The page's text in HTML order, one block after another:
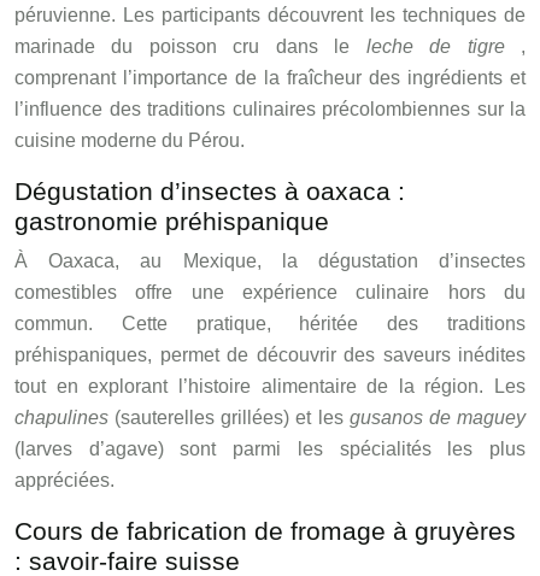
péruvienne. Les participants découvrent les techniques de
marinade du poisson cru dans le leche de tigre ,
comprenant l’importance de la fraîcheur des ingrédients et
l’influence des traditions culinaires précolombiennes sur la
cuisine moderne du Pérou.
Dégustation d’insectes à oaxaca :
gastronomie préhispanique
À Oaxaca, au Mexique, la dégustation d’insectes
comestibles offre une expérience culinaire hors du
commun. Cette pratique, héritée des traditions
préhispaniques, permet de découvrir des saveurs inédites
tout en explorant l’histoire alimentaire de la région. Les
chapulines (sauterelles grillées) et les gusanos de maguey
(larves d’agave) sont parmi les spécialités les plus
appréciées.
Cours de fabrication de fromage à gruyères
: savoir-faire suisse